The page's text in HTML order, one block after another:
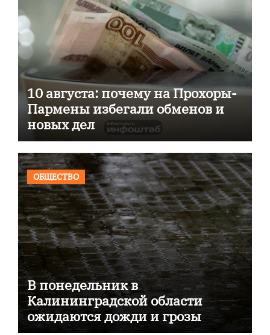
10 августа: почему на Прохоры-
Пармены избегали обменов и
новых дел
ОБЩЕСТВО
В понедельник в
Калининградской области
ожидаются дожди и грозы